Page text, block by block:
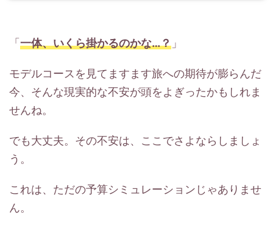
「 一体、いくら掛かるのかな…？ 」
モデルコースを見てますます旅への期待が膨らんだ
今、そんな現実的な不安が頭をよぎったかもしれま
せんね。
でも大丈夫。その不安は、ここでさよならしましょ
う。
これは、ただの予算シミュレーションじゃありませ
ん。